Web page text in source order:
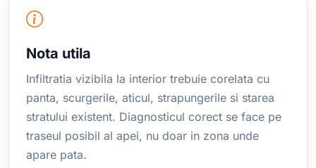
Nota utila
Infiltratia vizibila la interior trebuie corelata cu
panta, scurgerile, aticul, strapungerile si starea
stratului existent. Diagnosticul corect se face pe
traseul posibil al apei, nu doar in zona unde
apare pata.